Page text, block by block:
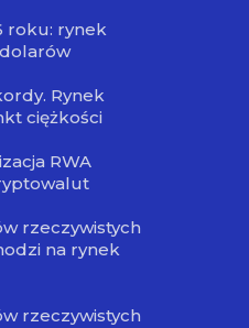
roku: rynek
Rynek
ciężkości
RWA
rzeczywistych
na rynek
rzeczywistych